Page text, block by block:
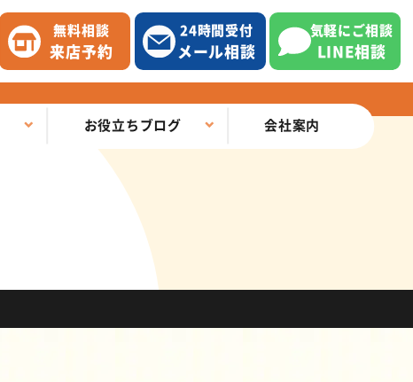
無料相談
来店予約
24時間受付
メール相談
気軽にご相談
LINE相談
お役立ちブログ 会社案内